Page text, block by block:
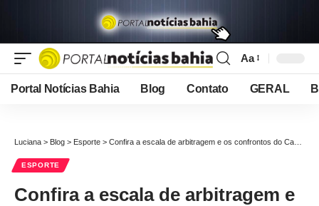
Font
Resizer
Aa
Portal Notícias Bahia Blog Contato GERAL
Luciana > Blog > Esporte > Confira a escala de arbitragem e os confrontos do Campeonato de Master no Estádio Murilão
ESPORTE
Confira a escala de arbitragem e